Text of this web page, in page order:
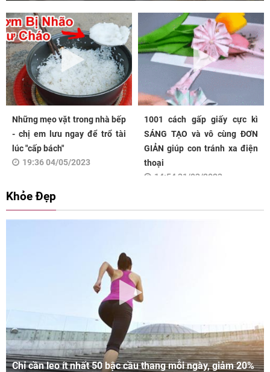
Những mẹo vặt trong nhà bếp
- chị em lưu ngay để trổ tài
lúc "cấp bách"
19:36 04/05/2023
1001 cách gấp giấy cực kì
SÁNG TẠO và vô cùng ĐƠN
GIẢN giúp con tránh xa điện
thoại
14:54 31/03/2023
Khỏe Đẹp
Chỉ cần leo ít nhất 50 bậc cầu thang mỗi ngày, giảm 20%